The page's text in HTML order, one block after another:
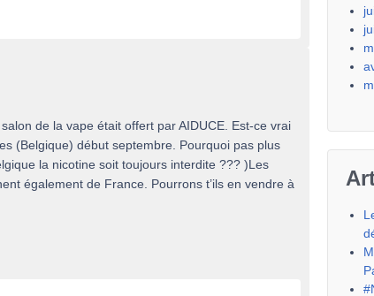
de la vape était offert par AIDUCE. Est-ce vrai
(Belgique) début septembre. Pourquoi pas plus
la nicotine soit toujours interdite ??? )Les
également de France. Pourrons t’ils en vendre à